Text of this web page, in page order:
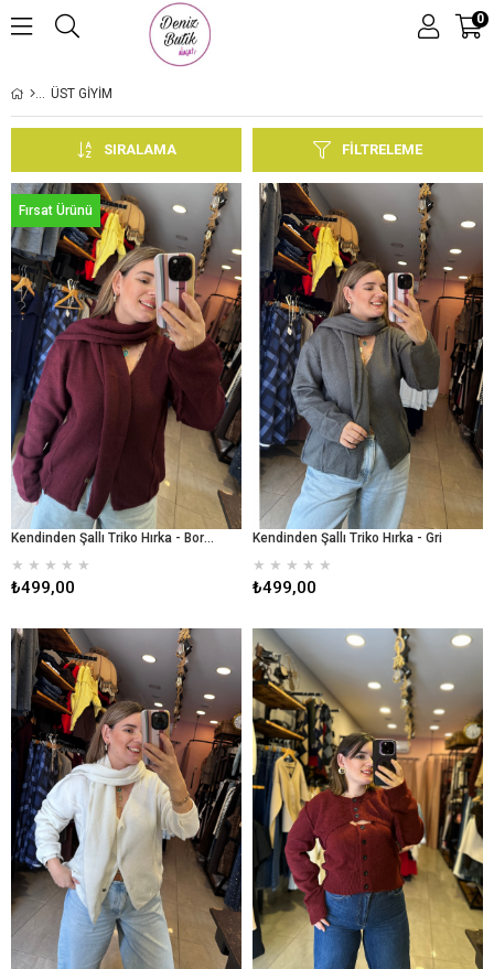
0
ÜST GİYİM
FILTRELEME
SIRALAMA
Kendinden Şallı Triko Hırka - Bordo
★ ★ ★ ★ ★
₺499,00
Fırsat Ürünü
Kendinden Şallı Triko Hırka - Gri
★ ★ ★ ★ ★
₺499,00